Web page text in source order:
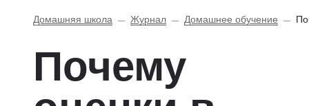
Домашняя школа Журнал Домашнее обучение
Почему